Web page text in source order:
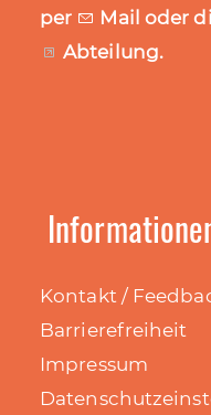
per
Mail oder
Abteilung.
Kontakt /
Barrierefreiheit
Impressum